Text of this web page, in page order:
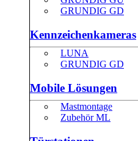
GRUNDIG GD
Kennzeichenkameras
LUNA
GRUNDIG GD
Mobile Lösungen
Mastmontage
Zubehör ML